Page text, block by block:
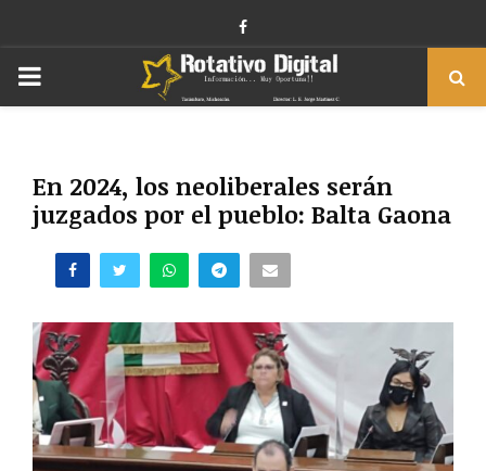
Facebook
PRIMARY
En 2024, los neoliberales serán
juzgados por el pueblo: Balta Gaona